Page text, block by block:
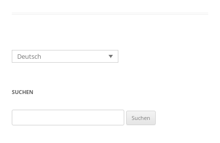
Deutsch
SUCHEN
nach: